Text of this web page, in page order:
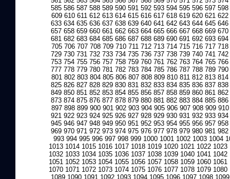
585 586 587 588 589 590 591 592 593 594 595 596 597 598
609 610 611 612 613 614 615 616 617 618 619 620 621 622
633 634 635 636 637 638 639 640 641 642 643 644 645 646
657 658 659 660 661 662 663 664 665 666 667 668 669 670
681 682 683 684 685 686 687 688 689 690 691 692 693 694
705 706 707 708 709 710 711 712 713 714 715 716 717 718
729 730 731 732 733 734 735 736 737 738 739 740 741 742
753 754 755 756 757 758 759 760 761 762 763 764 765 766
777 778 779 780 781 782 783 784 785 786 787 788 789 790
801 802 803 804 805 806 807 808 809 810 811 812 813 814
825 826 827 828 829 830 831 832 833 834 835 836 837 838
849 850 851 852 853 854 855 856 857 858 859 860 861 862
873 874 875 876 877 878 879 880 881 882 883 884 885 886
897 898 899 900 901 902 903 904 905 906 907 908 909 910
921 922 923 924 925 926 927 928 929 930 931 932 933 934
945 946 947 948 949 950 951 952 953 954 955 956 957 958
969 970 971 972 973 974 975 976 977 978 979 980 981 982
993 994 995 996 997 998 999 1000 1001 1002 1003 1004
1013 1014 1015 1016 1017 1018 1019 1020 1021 1022 1023
1032 1033 1034 1035 1036 1037 1038 1039 1040 1041 1042
1051 1052 1053 1054 1055 1056 1057 1058 1059 1060 1061
1070 1071 1072 1073 1074 1075 1076 1077 1078 1079 1080
1089 1090 1091 1092 1093 1094 1095 1096 1097 1098 1099